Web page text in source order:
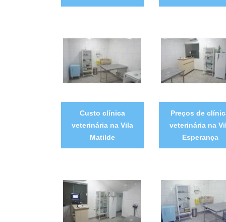
Custo clínica
veterinária na Vila
Matilde
Preços de
veterinária na
Esperança